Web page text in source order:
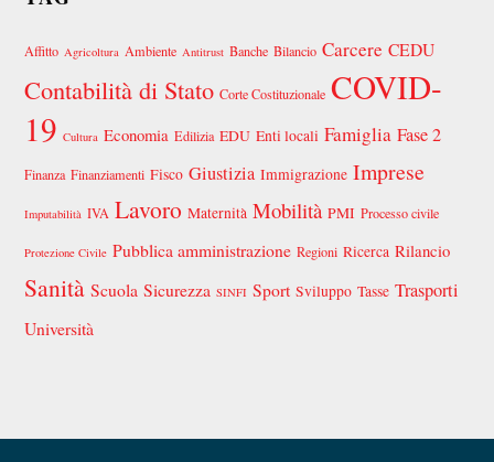
Affitto Agricoltura Ambiente Antitrust Banche Bilancio Carcere CEDU
Contabilità di Stato Corte Costituzionale COVID-
19 Cultura Economia Edilizia EDU Enti locali Famiglia Fase 2
Finanza Finanziamenti Fisco Giustizia Immigrazione Imprese
Imputabilità IVA Lavoro Maternità Mobilità PMI Processo civile
Protezione Civile Pubblica amministrazione Regioni Ricerca Rilancio
Sanità Scuola Sicurezza SINFI Sport Sviluppo Tasse Trasporti
Università